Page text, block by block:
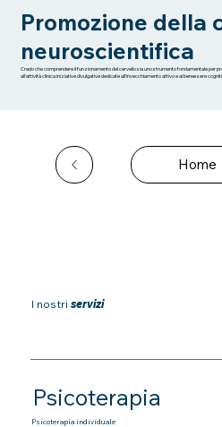
Promozione della
neuroscientifica
Credo che comprendere il funzionamento del cervello sia uno strumento fondamentale per
all'attività clinica iniziative divulgative dedicate all'invecchiamento attivo e al benessere
Home
I nostriservizi
Psicoterapia
Psicoterapia individuale